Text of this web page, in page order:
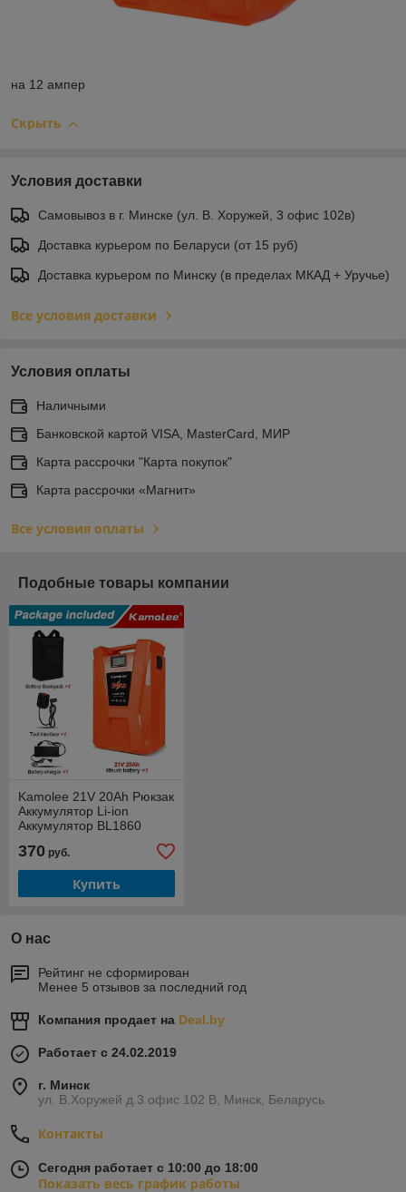
на 12 ампер
Скрыть
Условия доставки
Самовывоз в г. Минске (ул. В. Хоружей, 3 офис 102в)
Доставка курьером по Беларуси (от 15 руб)
Доставка курьером по Минску (в пределах МКАД + Уручье)
Все условия доставки
Условия оплаты
Наличными
Банковской картой VISA, MasterCard, МИР
Карта рассрочки "Карта покупок"
Карта рассрочки «Магнит»
Все условия оплаты
Подобные товары компании
Kamolee 21V 20Ah Рюкзак
Аккумулятор Li-ion
Аккумулятор BL1860
370 руб.
Купить
О нас
Рейтинг не сформирован
Менее 5 отзывов за последний год
Компания продает на Deal.by
Работает с 24.02.2019
г. Минск
ул. В.Хоружей д.3 офис 102 В, Минск, Беларусь
Контакты
Сегодня работает с 10:00 до 18:00
Показать весь график работы